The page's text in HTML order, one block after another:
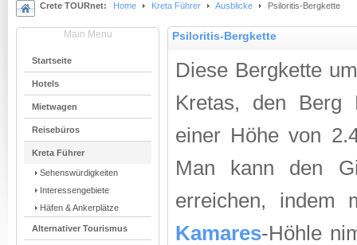
Crete TOURnet: Home Kreta Führer Ausblicke Psiloritis-Bergkette
Main Menu
Startseite
Hotels
Mietwagen
Reisebüros
Kreta Führer
Sehenswürdigkeiten
Interessengebiete
Häfen & Ankerplätze
Alternativer Tourismus
Psiloritis-Bergkette
Diese Bergkette
Kretas, den
einer Höhe von
Man kann den
erreichen, indem
Kamares-Höhle